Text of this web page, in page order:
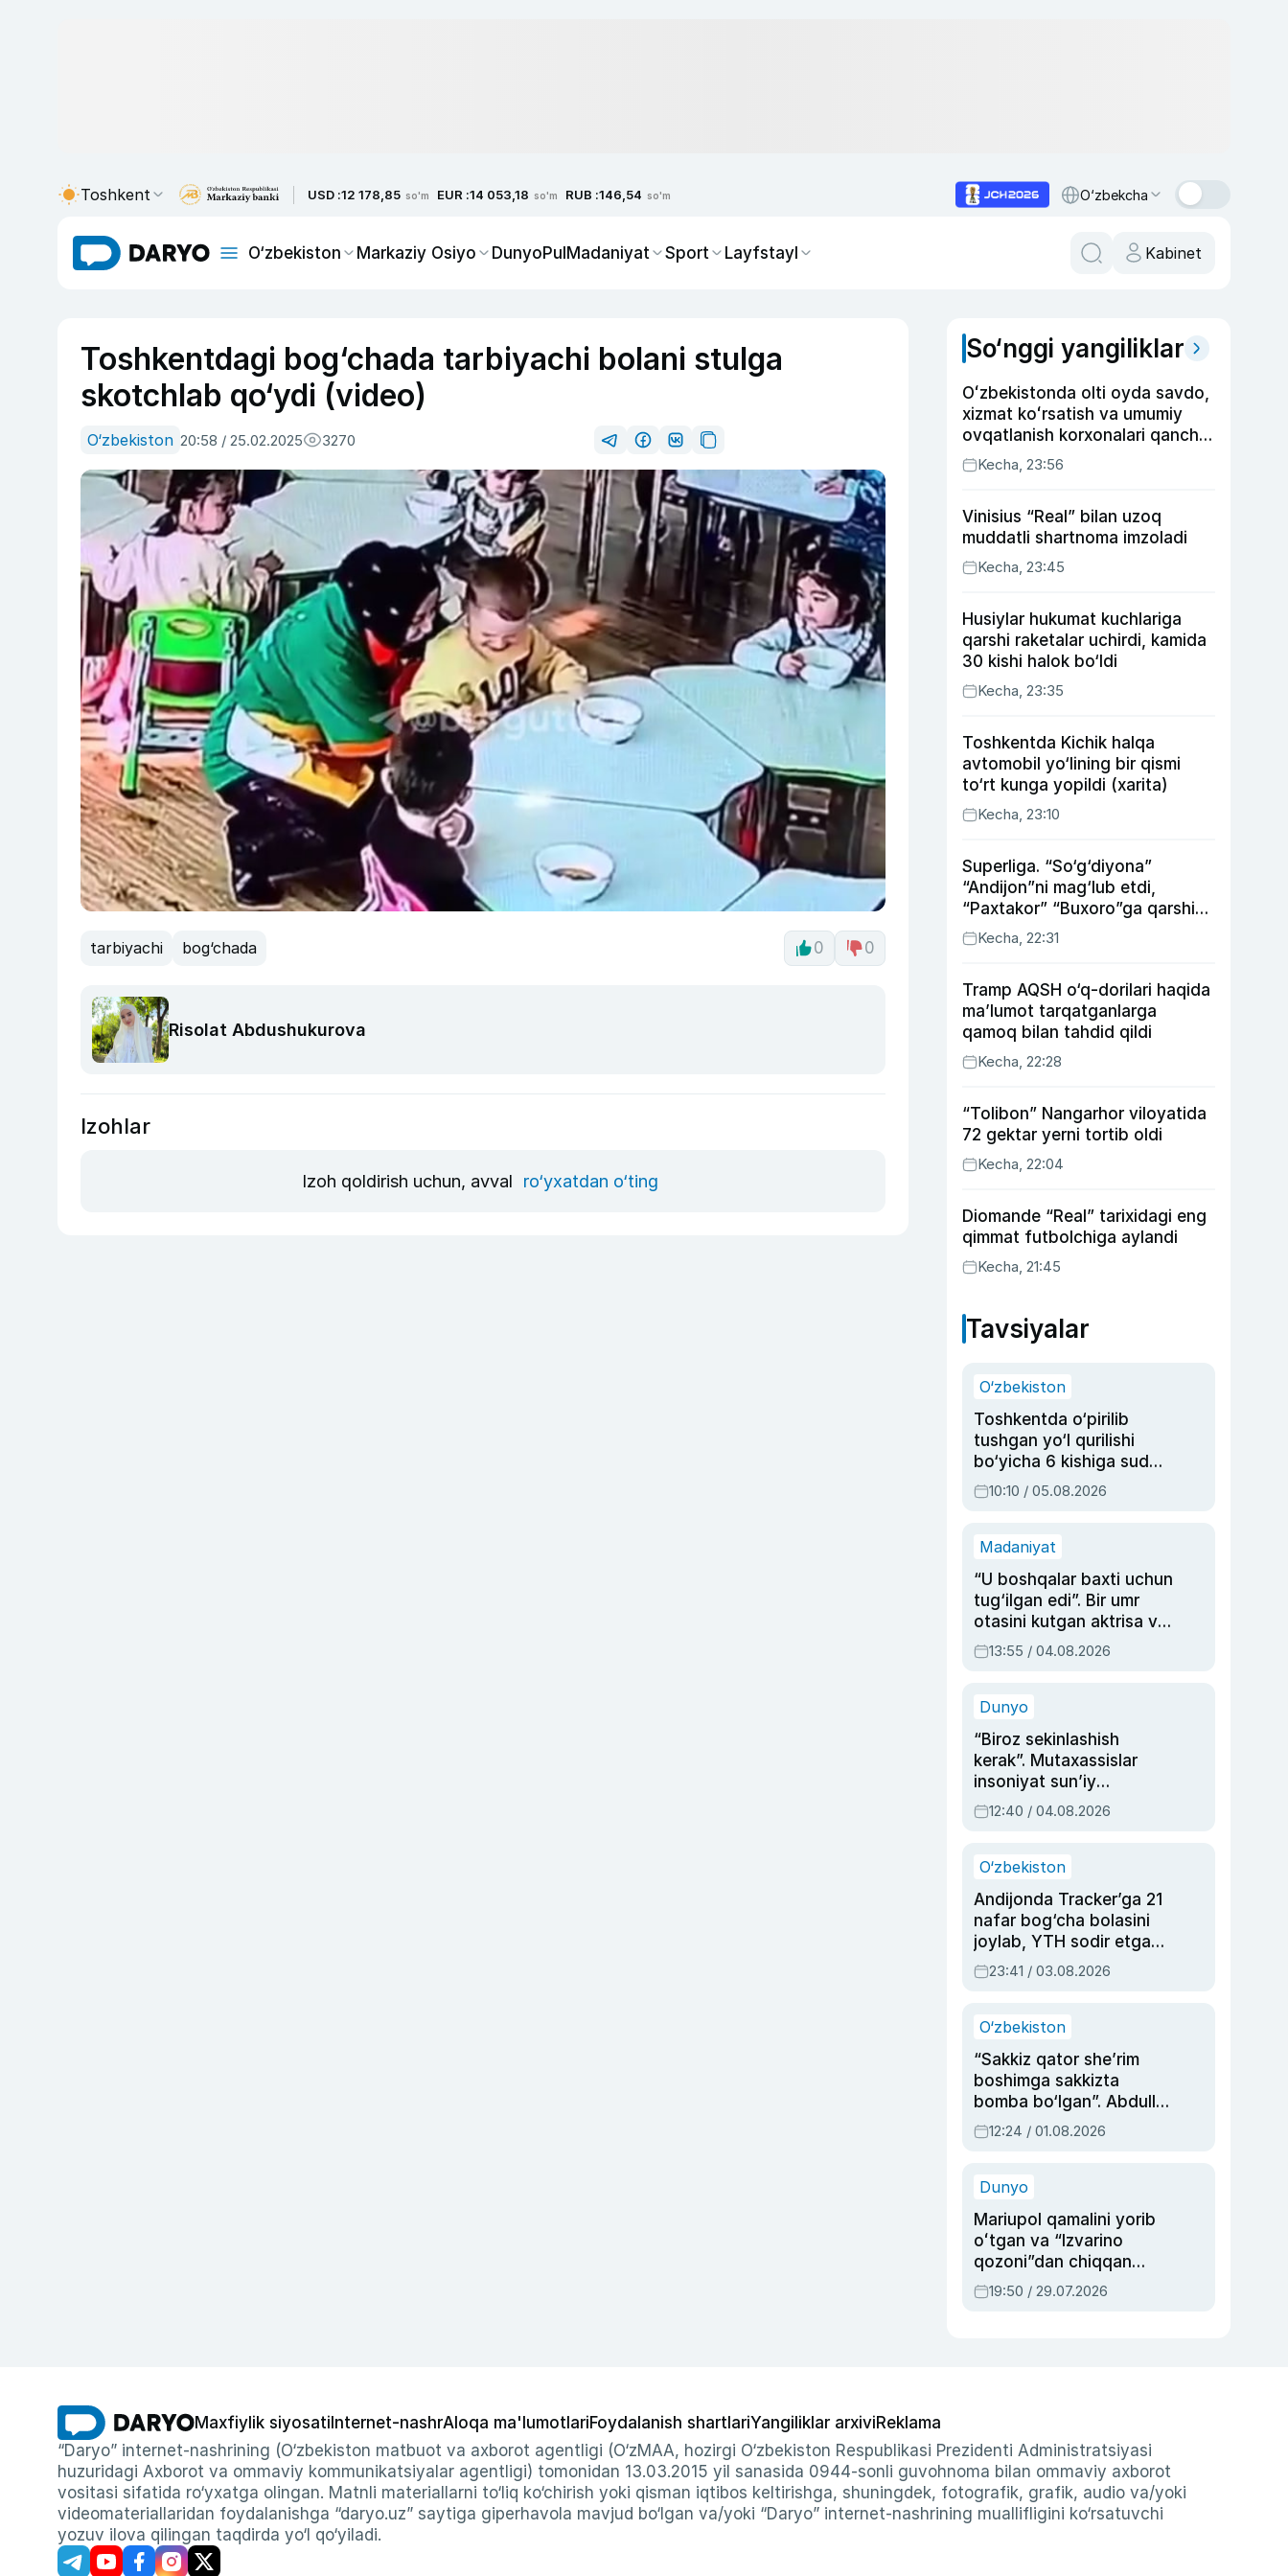
Toshkent USD :12 178,85 so'm EUR :14 053,18 so'm RUB :146,54 so'm O‘zbekcha
O‘zbekiston Markaziy Osiyo DunyoPulMadaniyat Sport Layfstayl Kabinet
Toshkentdagi bog‘chada tarbiyachi bolani stulga
skotchlab qo‘ydi (video)
O‘zbekiston 20:58 / 25.02.2025 3270
tarbiyachi bog‘chada 0 0
Risolat Abdushukurova
Izohlar
Izoh qoldirish uchun, avval ro‘yxatdan o‘ting
So‘nggi yangiliklar
Oʻzbekistonda olti oyda savdo,
xizmat koʻrsatish va umumiy
ovqatlanish korxonalari qancha
soliq toʻlagani ochiqlandi
Kecha, 23:56
Vinisius “Real” bilan uzoq
muddatli shartnoma imzoladi
Kecha, 23:45
Husiylar hukumat kuchlariga
qarshi raketalar uchirdi, kamida
30 kishi halok bo‘ldi
Kecha, 23:35
Toshkentda Kichik halqa
avtomobil yo‘lining bir qismi
to‘rt kunga yopildi (xarita)
Kecha, 23:10
Superliga. “So‘g‘diyona”
“Andijon”ni mag‘lub etdi,
“Paxtakor” “Buxoro”ga qarshi
bahsda g‘alabani qo‘ldan
chiqardi
Kecha, 22:31
Tramp AQSH o‘q-dorilari haqida
ma’lumot tarqatganlarga
qamoq bilan tahdid qildi
Kecha, 22:28
“Tolibon” Nangarhor viloyatida
72 gektar yerni tortib oldi
Kecha, 22:04
Diomande “Real” tarixidagi eng
qimmat futbolchiga aylandi
Kecha, 21:45
Tavsiyalar
O‘zbekiston
Toshkentda o‘pirilib
tushgan yo‘l qurilishi
bo‘yicha 6 kishiga sud
hukmi o‘qildi
10:10 / 05.08.2026
Madaniyat
“U boshqalar baxti uchun
tug‘ilgan edi”. Bir umr
otasini kutgan aktrisa va
dublyaj ustasi Rimma
Ahmedovaning
13:55 / 04.08.2026
Dunyo
“Biroz sekinlashish
kerak”. Mutaxassislar
insoniyat sun’iy
intellektni boshqara
olmay qolishidan xavotir
12:40 / 04.08.2026
O‘zbekiston
Andijonda Tracker’ga 21
nafar bog‘cha bolasini
joylab, YTH sodir etgan
ayolga sud hukmi o‘qildi
23:41 / 03.08.2026
O‘zbekiston
“Sakkiz qator she’rim
boshimga sakkizta
bomba bo‘lgan”. Abdulla
Oripovni siyosiy
ayblovlardan asrab
12:24 / 01.08.2026
Dunyo
Mariupol qamalini yorib
oʻtgan va “Izvarino
qozoni”dan chiqqan
qahramon — Ukraina
armiyasi bosh
19:50 / 29.07.2026
Maxfiylik siyosati Internet-nashrAloqa ma'lumotlariFoydalanish shartlariYangiliklar arxiviReklama
“Daryo” internet-nashrining (O‘zbekiston matbuot va axborot agentligi (O‘zMAA, hozirgi O‘zbekiston Respublikasi Prezidenti Administratsiyasi
huzuridagi Axborot va ommaviy kommunikatsiyalar agentligi) tomonidan 13.03.2015 yil sanasida 0944-sonli guvohnoma bilan ommaviy axborot
vositasi sifatida ro‘yxatga olingan. Matnli materiallarni to‘liq ko‘chirish yoki qisman iqtibos keltirishga, shuningdek, fotografik, grafik, audio va/yoki
videomateriallaridan foydalanishga “daryo.uz” saytiga giperhavola mavjud bo‘lgan va/yoki “Daryo” internet-nashrining muallifligini ko‘rsatuvchi
yozuv ilova qilingan taqdirda yo‘l qo‘yiladi.